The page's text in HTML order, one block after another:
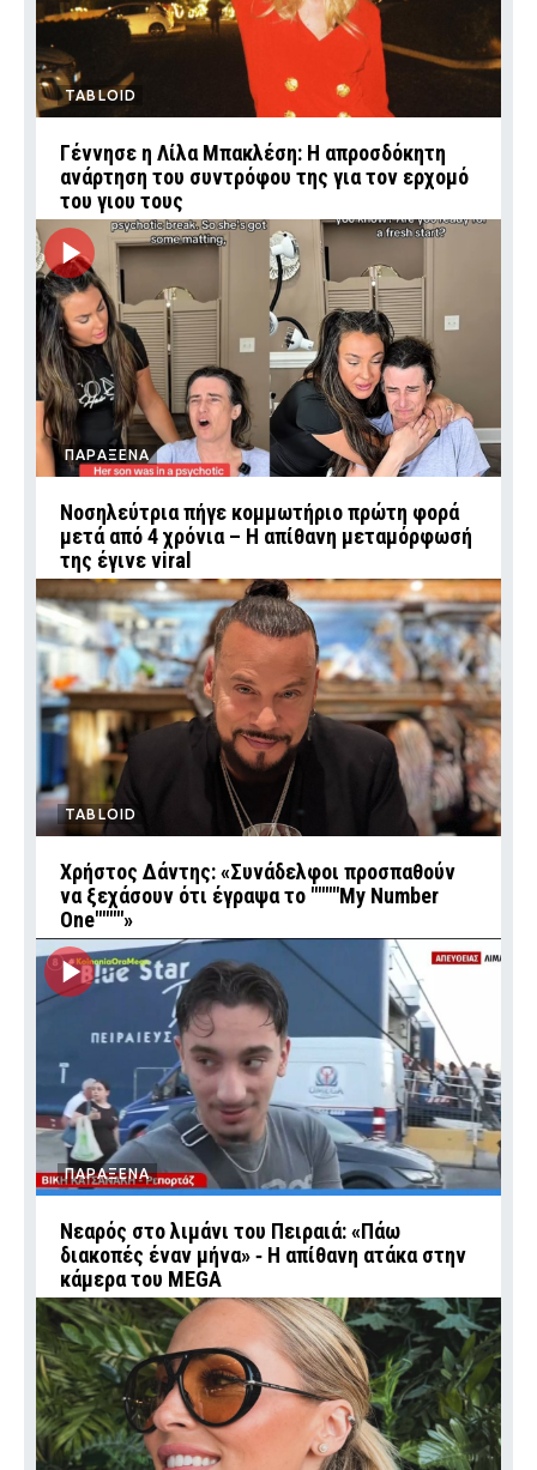
TABLOID
Γέννησε η Λίλα Μπακλέση: Η απροσδόκητη
ανάρτηση του συντρόφου της για τον ερχομό
του γιου τους
ΠΑΡΑΞΕΝΑ
Νοσηλεύτρια πήγε κομμωτήριο πρώτη φορά
μετά από 4 χρόνια – Η απίθανη μεταμόρφωσή
της έγινε viral
TABLOID
Χρήστος Δάντης: «Συνάδελφοι προσπαθούν
να ξεχάσουν ότι έγραψα το """"My Number
One""""»
ΠΑΡΑΞΕΝΑ
Νεαρός στο λιμάνι του Πειραιά: «Πάω
διακοπές έναν μήνα» ‑ Η απίθανη ατάκα στην
κάμερα του MEGA